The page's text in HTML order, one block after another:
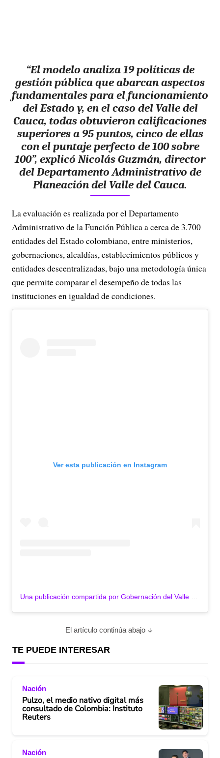
“El modelo analiza 19 políticas de
gestión pública que abarcan aspectos
fundamentales para el funcionamiento
del Estado y, en el caso del Valle del
Cauca, todas obtuvieron calificaciones
superiores a 95 puntos, cinco de ellas
con el puntaje perfecto de 100 sobre
100”, explicó Nicolás Guzmán, director
del Departamento Administrativo de
Planeación del Valle del Cauca.
La evaluación es realizada por el Departamento
Administrativo de la Función Pública a cerca de 3.700
entidades del Estado colombiano, entre ministerios,
gobernaciones, alcaldías, establecimientos públicos y
entidades descentralizadas, bajo una metodología única
que permite comparar el desempeño de todas las
instituciones en igualdad de condiciones.
Ver esta publicación en Instagram
El artículo continúa abajo
TE PUEDE INTERESAR
Nación
Pulzo, el medio nativo digital más
consultado de Colombia: Instituto
Reuters
Nación